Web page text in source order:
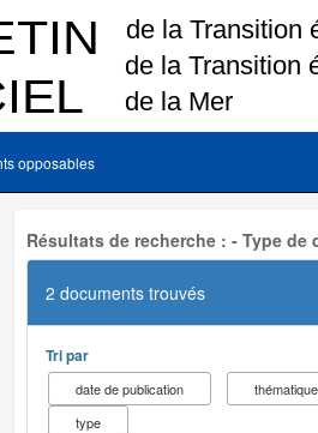
opposables
Résultats de recherche : - Type
2 documents trouvés
Tri par
date de publication thématique
type